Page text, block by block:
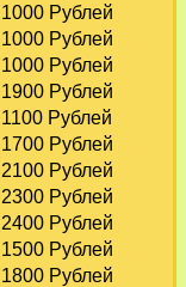
1000 Рублей
1000 Рублей
1000 Рублей
1900 Рублей
1100 Рублей
1700 Рублей
2100 Рублей
2300 Рублей
2400 Рублей
1500 Рублей
1800 Рублей